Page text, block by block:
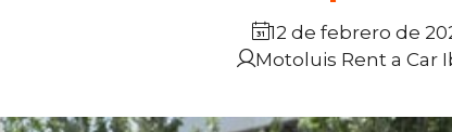
12 de febrero de
Motoluis Rent a Car